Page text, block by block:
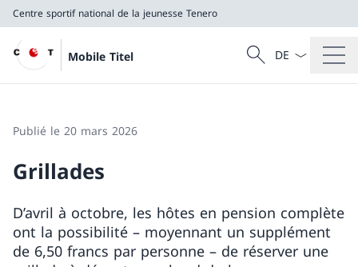
Centre sportif national de la jeunesse Tenero
Mobile Titel
Recherche
Recherche
La langue
Publié le 20 mars 2026
Grillades
D’avril à octobre, les hôtes en pension complète
ont la possibilité – moyennant un supplément
de 6,50 francs par personne – de réserver une